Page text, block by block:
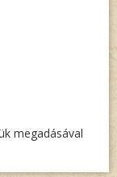
megadásával